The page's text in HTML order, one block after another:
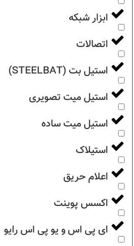
ابزار شبکه
اتصالات
استیل بت (STEELBAT)
استیل میت تصویری
استیل میت ساده
استیلاک
اعلام حریق
اکسس پوینت
ای پی اس و یو پی اس رایو